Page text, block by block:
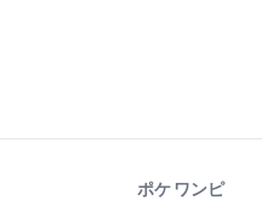
ポケ ワンピ